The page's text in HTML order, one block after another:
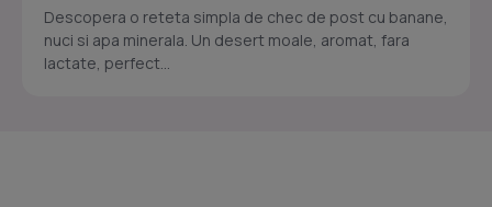
Descopera o reteta simpla de chec de post cu banane,
nuci si apa minerala. Un desert moale, aromat, fara
lactate, perfect...